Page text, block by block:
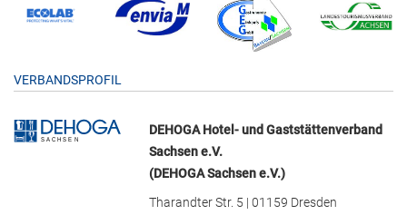
VERBANDSPROFIL
DEHOGA Hotel- und Gaststättenverband
Sachsen e.V.
(DEHOGA Sachsen e.V.)
Tharandter Str. 5 | 01159 Dresden